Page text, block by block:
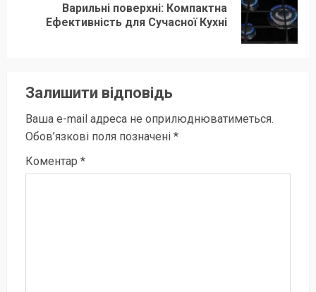
Наступний
запис:
Варильні поверхні: Компактна
Ефективність для Сучасної Кухні
Залишити відповідь
Ваша e-mail адреса не оприлюднюватиметься.
Обов’язкові поля позначені *
Коментар *